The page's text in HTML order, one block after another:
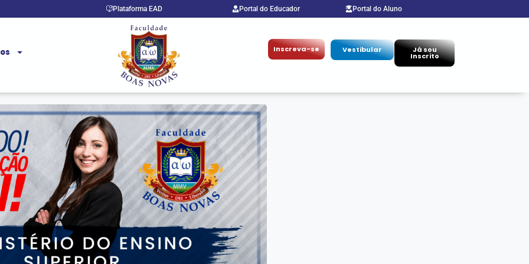
Plataforma EAD Portal do Educador Portal do Aluno
Inscreva-se Vestibular Já sou
Inscrito